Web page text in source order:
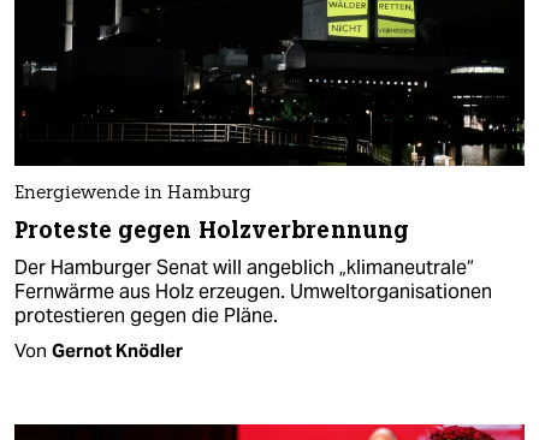
Energiewende in Hamburg
Proteste gegen Holzverbrennung
Der Hamburger Senat will angeblich „klimaneutrale“
Fernwärme aus Holz erzeugen. Umweltorganisationen
protestieren gegen die Pläne.
Von Gernot Knödler